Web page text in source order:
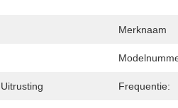
Merknaam
Frequentie: